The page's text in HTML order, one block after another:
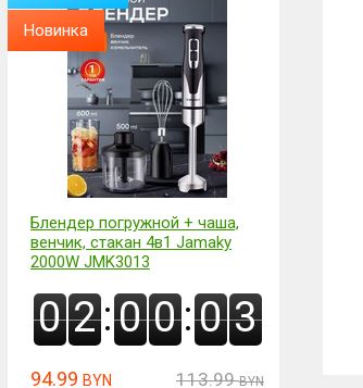
Новинка
Блендер погружной + чаша,
венчик, стакан 4в1 Jamaky
2000W JMK3013
0 2:0 0:0 2
94.99 BYN 113.99 BYN